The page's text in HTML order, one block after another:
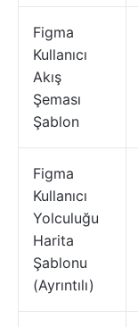
Figma
Kullanıcı
Akış
Şeması
Şablon
Figma
Kullanıcı
Yolculuğu
Harita
Şablonu
(Ayrıntılı)